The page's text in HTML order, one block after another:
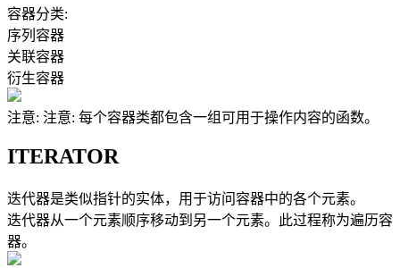
容器分类:
序列容器
关联容器
衍生容器
注意: 注意: 每个容器类都包含一组可用于操作内容的函数。
ITERATOR
迭代器是类似指针的实体，用于访问容器中的各个元素。
迭代器从一个元素顺序移动到另一个元素。此过程称为遍历容
器。